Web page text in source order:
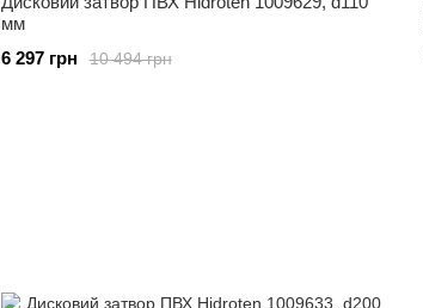
мм
10 494 грн
6 297 грн